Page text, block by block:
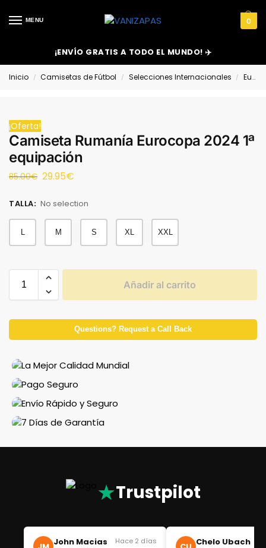
MENU 0
¡ENVÍO GRATIS A TODO EL MUNDO! ✈️
Inicio / Camisetas de Fútbol / Selecciones Internacionales / Europa
¡Oferta!
Camiseta Rumanía Eurocopa 2024 1ª
equipación
85.00€ 29.95€
TALLA: No selection
L M S XL XXL
Añadir al carrito
Questions? Request a Call Back
★Trustpilot
John Macias Hace 2 días Chelo Ubach